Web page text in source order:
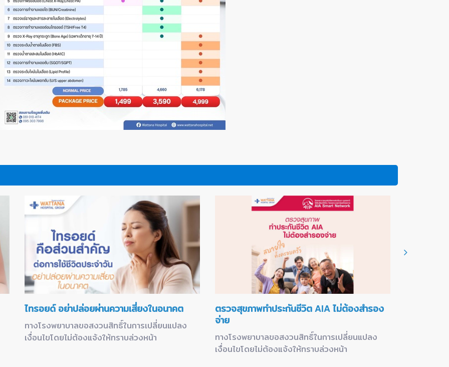
ไทรอยด์ อย่าปล่อยผ่านความเสี่ยงในอนาคต
ทางโรงพยาบาลขอสงวนสิทธิ์ในการเปลี่ยนแปลง
เงื่อนไขโดยไม่ต้องแจ้งให้ทราบล่วงหน้า
ตรวจสุขภาพทำประกันชีวิต AIA ไม่ต้องสำรอง
จ่าย
ทางโรงพยาบาลขอสงวนสิทธิ์ในการเปลี่ยนแปลง
เงื่อนไขโดยไม่ต้องแจ้งให้ทราบล่วงหน้า